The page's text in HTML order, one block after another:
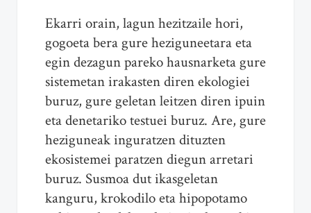
Ekarri orain, lagun hezitzaile hori,
gogoeta bera gure heziguneetara eta
egin dezagun pareko hausnarketa gure
sistemetan irakasten diren ekologiei
buruz, gure geletan leitzen diren ipuin
eta denetariko testuei buruz. Are, gure
heziguneak inguratzen dituzten
ekosistemei paratzen diegun arretari
buruz. Susmoa dut ikasgeletan
kanguru, krokodilo eta hipopotamo